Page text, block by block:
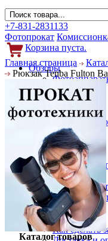
+7-831-2831133
Фотопрокат
Корзина пуста.
Обзоры
Объективы
Фильтры
Новости
Фото и видео
Гаджеты
Аксессуары
Слухи
Новости
Услуги
Прокат
Выкуп и
Покупателям
Акции
Как сделать
Главная страница
Рюкзак Tenba Fulton
Каталог товаров